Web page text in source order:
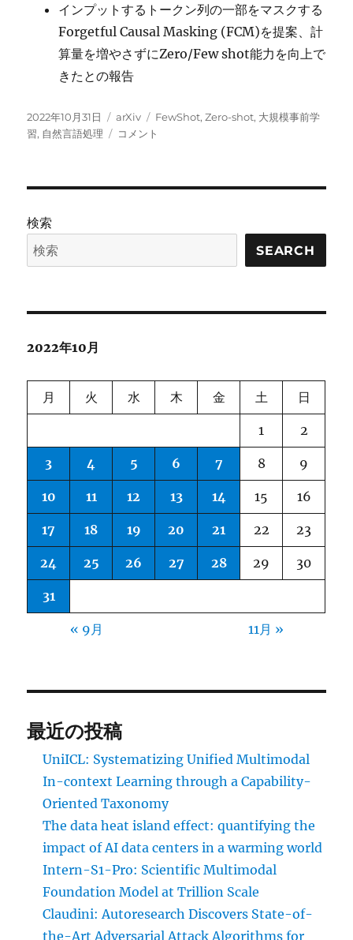
インプットするトークン列の一部をマスクする
Forgetful Causal Masking (FCM)を提案、計
算量を増やさずにZero/Few shot能力を向上で
きたとの報告
投
稿
2022年10月31日
カ
テ
arXiv
タ
グ
FewShot,Zero-shot, 大規模事前学
習, 自然言語処理
FCM:
コメント
検索
SEARCH
2022年10月
月 火 水 木 金 土 日
1 2
3 4 5 6 7 8 9
10 11 12 13 14 15 16
17 18 19 20 21 22 23
24 25 26 27 28 29 30
31
« 9月 11月 »
最近の投稿
UniICL: Systematizing Unified Multimodal
In-context Learning through a Capability-
Oriented Taxonomy
The data heat island effect: quantifying the
impact of AI data centers in a warming world
Intern-S1-Pro: Scientific Multimodal
Foundation Model at Trillion Scale
Claudini: Autoresearch Discovers State-of-
the-Art Adversarial Attack Algorithms for